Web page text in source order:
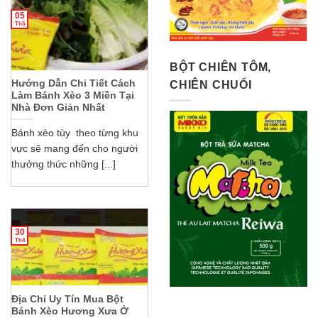
Hướng Dẫn Chi Tiết Cách
Làm Bánh Xèo 3 Miền Tại
Nhà Đơn Giản Nhất
Bánh xèo tùy theo từng khu
vực sẽ mang đến cho người
thưởng thức những [...]
05
Th5
Địa Chỉ Uy Tín Mua Bột
Bánh Xèo Hương Xưa Ở
30
Th4
BỘT CHIÊN TÔM,
CHIÊN CHUỐI